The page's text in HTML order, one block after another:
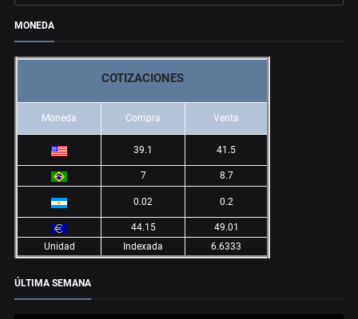
MONEDA
COTIZACIONES
Moneda Compra Venta
39.1 41.5
7 8.7
0.02 0.2
44.15
49.01
Unidad
Indexada 6.6333
ÚLTIMA SEMANA